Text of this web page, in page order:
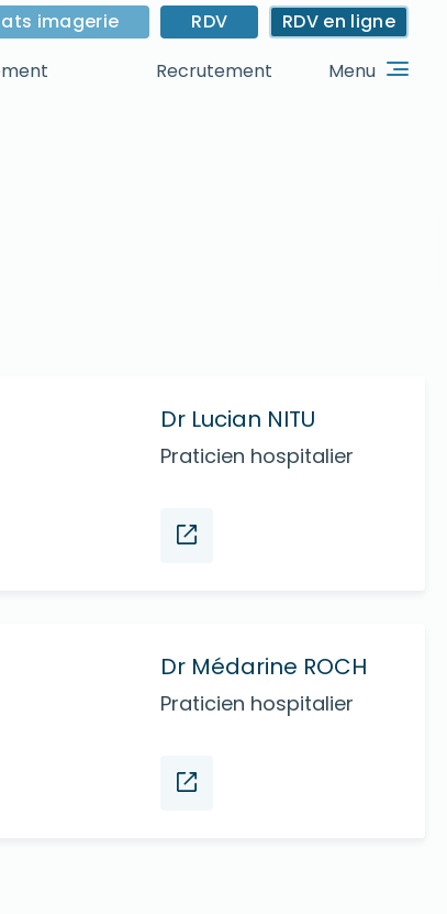
imagerie RDV
RDV en ligne
Recrutement Menu
Dr Lucian NITU
Praticien hospitalier
Dr Médarine ROCH
Praticien hospitalier